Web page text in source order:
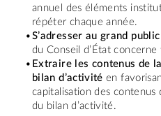
annuel des éléments
répéter chaque année.
S’adresser au grand public
du Conseil d’État concerne
Extraire les contenus de
bilan d’activitéen
capitalisation des contenus
du bilan d’activité.